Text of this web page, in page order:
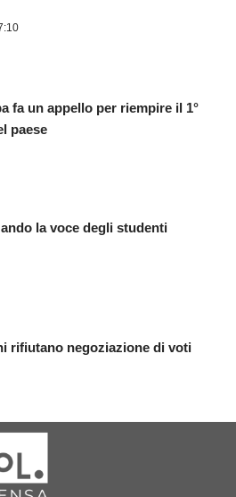
fa un appello per riempire il 1°
paese
la voce degli studenti
rifiutano negoziazione di voti